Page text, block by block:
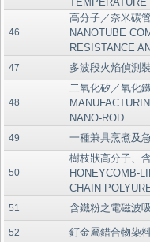
46
高分子／奈米碳
NANOTUBE
RESISTANCE
47 多波段火焰偵測
48
二氧化矽／氧化
NANO-ROD
49 一種兼具烹煮及
50
樹枝狀高分子、
HONEYCOMB-
CHAIN
51 含鐵粉之電磁波
52 釕金屬錯合物染